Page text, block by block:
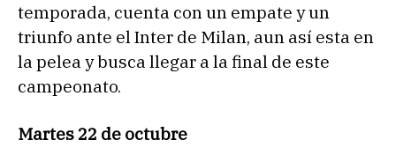
temporada, cuenta con un empate y un
triunfo ante el Inter de Milan, aun así esta en
la pelea y busca llegar a la final de este
campeonato.
Martes 22 de octubre